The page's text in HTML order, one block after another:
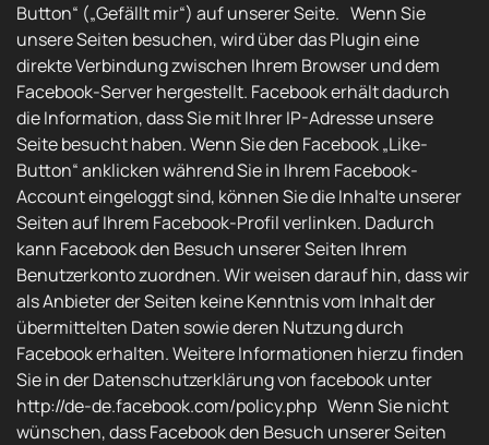
Button“ („Gefällt mir“) auf unserer Seite. Wenn Sie
unsere Seiten besuchen, wird über das Plugin eine
direkte Verbindung zwischen Ihrem Browser und dem
Facebook-Server hergestellt. Facebook erhält dadurch
die Information, dass Sie mit Ihrer IP-Adresse unsere
Seite besucht haben. Wenn Sie den Facebook „Like-
Button“ anklicken während Sie in Ihrem Facebook-
Account eingeloggt sind, können Sie die Inhalte unserer
Seiten auf Ihrem Facebook-Profil verlinken. Dadurch
kann Facebook den Besuch unserer Seiten Ihrem
Benutzerkonto zuordnen. Wir weisen darauf hin, dass wir
als Anbieter der Seiten keine Kenntnis vom Inhalt der
übermittelten Daten sowie deren Nutzung durch
Facebook erhalten. Weitere Informationen hierzu finden
Sie in der Datenschutzerklärung von facebook unter
http://de-de.facebook.com/policy.php Wenn Sie nicht
wünschen, dass Facebook den Besuch unserer Seiten